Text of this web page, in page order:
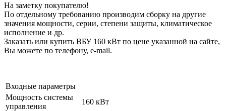
На заметку покупателю!
По отдельному требованию производим сборку на другие
значения мощности, серии, степени защиты, климатическое
исполнение и др.
Заказать или купить ВБУ 160 кВт по цене указанной на сайте,
Вы можете по телефону, e-mail.
Входные параметры
Мощность системы
управления
160 кВт